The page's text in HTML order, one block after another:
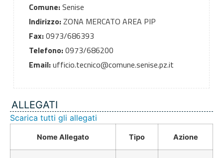
Comune:Senise
Indirizzo:ZONA MERCATO AREA PIP
Fax:0973/686393
Telefono:0973/686200
Email:ufficio.tecnico@comune.senise.pz.it
ALLEGATI
Scarica tutti gli allegati
Nome Allegato Tipo Azione